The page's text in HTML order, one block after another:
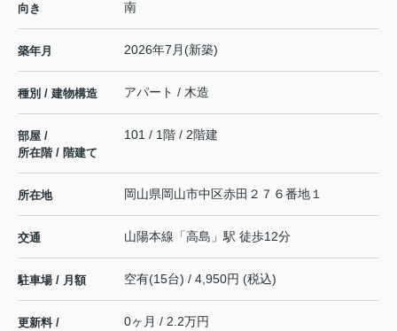
向き 南
築年月 2026年7月(新築)
種別 / 建物構造 アパート / 木造
部屋 /
所在階 / 階建て
101 / 1階 / 2階建
所在地 岡山県岡山市中区赤田 ２７６番地１
交通 山陽本線 「高島 」駅 徒歩12分
駐車場 / 月額 空有(15台) / 4,950円 (税込)
更新料 /
0ヶ月 / 2.2万円